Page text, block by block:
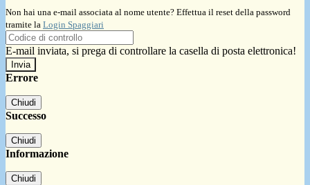
Non hai una e-mail associata al nome utente? Effettua il reset della password
tramite la Login Spaggiari
E-mail inviata, si prega di controllare la casella di posta elettronica!
Errore
Chiudi
Successo
Chiudi
Informazione
Chiudi